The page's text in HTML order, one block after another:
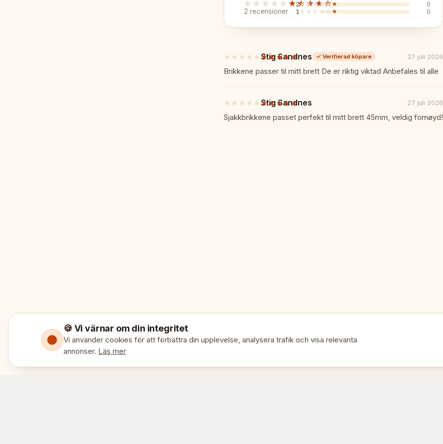
📏Specifikationer:
Typ: Fyrkantig schackmedalj
★★★★★ ★★★★★
2 recensioner
2★★★★★★★★★★
0
1 ★★★★★★★★★★ 0
★★★★★ ★★★★★
5
av
Stig Sandnes ✓ Verifierad köpare 27 juli 2026
Brikkene passer til mitt brett De er riktig viktad Anbefales til alle
★★★★★ ★★★★★
5
av
Stig Sandnes 27 juli 2026
Sjakkbrikkene passet perfekt til mitt brett 45mm, veldig fornøyd!
🍪 Vi värnar om din integritet
Vi använder cookies för att förbättra din upplevelse, analysera trafik och visa relevanta
annonser. Läs mer